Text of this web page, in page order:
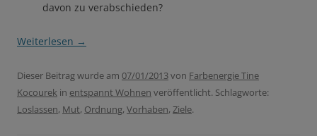
davon zu verabschieden?
Weiterlesen →
Dieser Beitrag wurde am 07/01/2013von Farbenergie Tine
Kocourek in entspannt Wohnen veröffentlicht. Schlagworte:
Loslassen, Mut, Ordnung, Vorhaben, Ziele.